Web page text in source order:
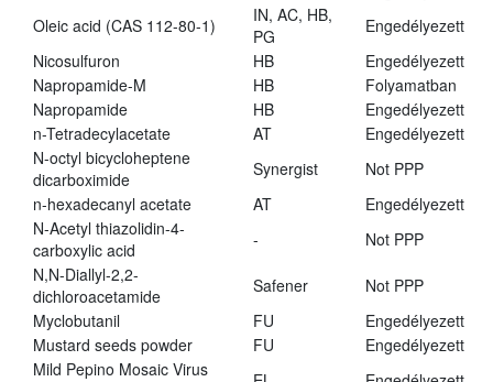
Oleic acid (CAS 112-80-1)
IN, AC, HB,
PG
Engedélyezett
Nicosulfuron
HB
Engedélyezett
Napropamide-M
HB
Folyamatban
Napropamide
HB
Engedélyezett
n-Tetradecylacetate
AT
Engedélyezett
N-octyl bicycloheptene
dicarboximide
Synergist
Not PPP
n-hexadecanyl acetate
AT
Engedélyezett
N-Acetyl thiazolidin-4-
carboxylic acid
-
Not PPP
N,N-Diallyl-2,2-
dichloroacetamide
Safener
Not PPP
Myclobutanil
FU
Engedélyezett
Mustard seeds powder
FU
Engedélyezett
Mild Pepino Mosaic Virus